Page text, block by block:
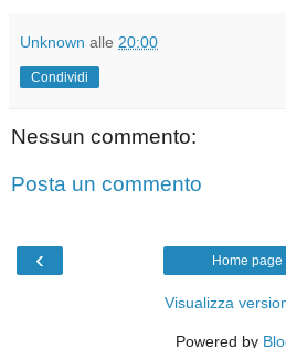
Unknown alle 20:00
Condividi
Nessun commento:
Posta un commento
‹ Home page
Visualizza
Powered by